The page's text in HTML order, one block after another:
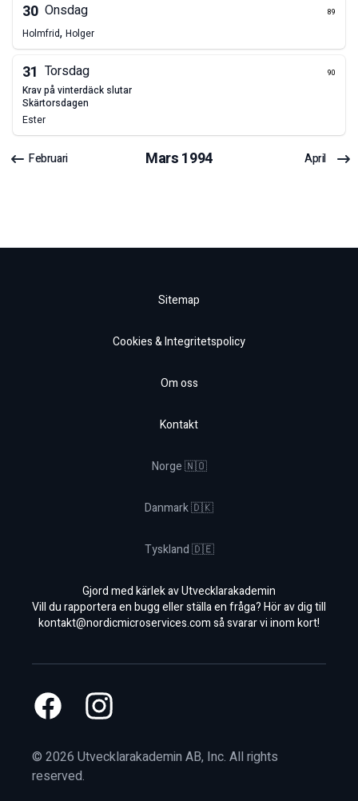
30 Onsdag 89
Holmfrid, Holger
31 Torsdag 90
krav på vinterdäck slutar
skärtorsdagen
Ester
Februari Mars1994 April
Sitemap
Cookies & Integritetspolicy
Om oss
Kontakt
Norge 🇳🇴
Danmark 🇩🇰
Tyskland 🇩🇪
Gjord med kärlek av Utvecklarakademin
Vill du rapportera en bugg eller ställa en fråga? Hör av dig till
kontakt@nordicmicroservices.comså svarar vi inom kort!
FacebookInstagram
© 2026 Utvecklarakademin AB, Inc. All rights
reserved.